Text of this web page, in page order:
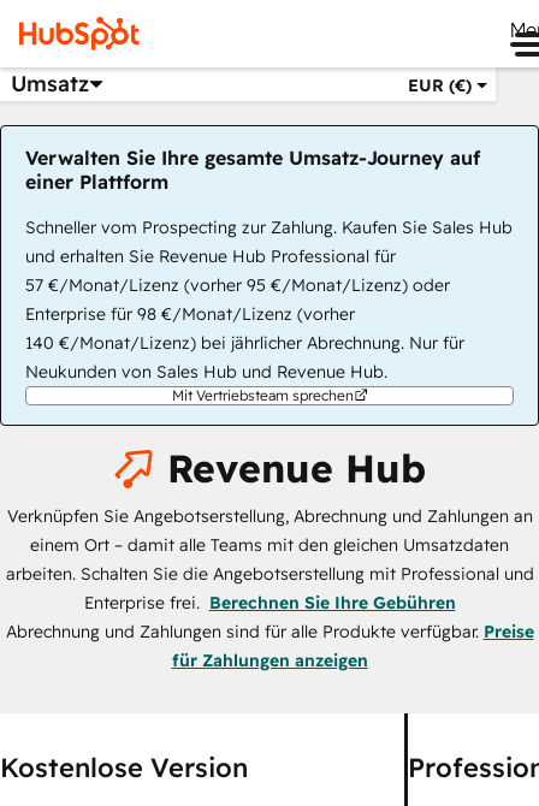
Umsatz EUR (€)
Verwalten Sie Ihre gesamte Umsatz-Journey auf
einer Plattform
Schneller vom Prospecting zur Zahlung. Kaufen Sie Sales Hub
und erhalten Sie Revenue Hub Professional für
57 €/Monat/Lizenz (vorher 95 €/Monat/Lizenz) oder
Enterprise für 98 €/Monat/Lizenz (vorher
140 €/Monat/Lizenz) bei jährlicher Abrechnung. Nur für
Neukunden von Sales Hub und Revenue Hub.
Mit Vertriebsteam sprechen
Revenue Hub
Verknüpfen Sie Angebotserstellung, Abrechnung und Zahlungen an
einem Ort – damit alle Teams mit den gleichen Umsatzdaten
arbeiten. Schalten Sie die Angebotserstellung mit Professional und
Enterprise frei. Berechnen Sie Ihre Gebühren
Abrechnung und Zahlungen sind für alle Produkte verfügbar. Preise
für Zahlungen anzeigen
Kostenlose Version